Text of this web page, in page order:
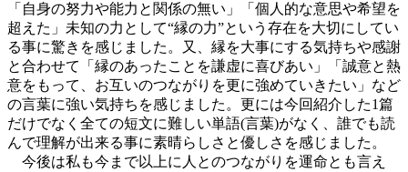
「自身の努力や能力と関係の無い」「個人的な意思や希望を
超えた」未知の力として“縁の力”という存在を大切にしてい
る事に驚きを感じました。又、縁を大事にする気持ちや感謝
と合わせて「縁のあったことを謙虚に喜びあい」「誠意と熱
意をもって、お互いのつながりを更に強めていきたい」など
の言葉に強い気持ちを感じました。更には今回紹介した1篇
だけでなく全ての短文に難しい単語(言葉)がなく、誰でも読
んで理解が出来る事に素晴らしさと優しさを感じました。
今後は私も今まで以上に人とのつながりを運命とも言え